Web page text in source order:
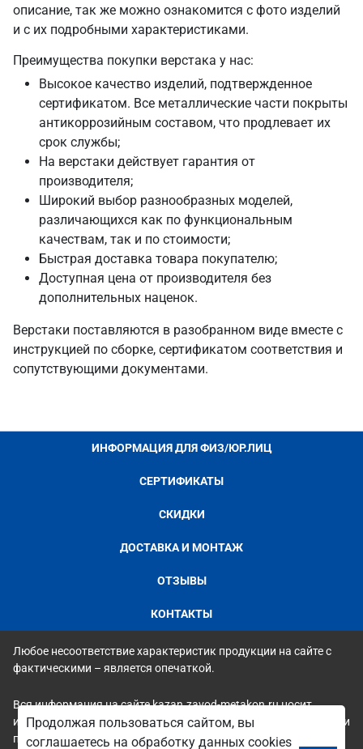
описание, так же можно ознакомится с фото изделий
и с их подробными характеристиками.
Преимущества покупки верстака у нас:
Высокое качество изделий, подтвержденное
сертификатом. Все металлические части покрыты
антикоррозийным составом, что продлевает их
срок службы;
На верстаки действует гарантия от
производителя;
Широкий выбор разнообразных моделей,
различающихся как по функциональным
качествам, так и по стоимости;
Быстрая доставка товара покупателю;
Доступная цена от производителя без
дополнительных наценок.
Верстаки поставляются в разобранном виде вместе с
инструкцией по сборке, сертификатом соответствия и
сопутствующими документами.
ИНФОРМАЦИЯ ДЛЯ ФИЗ/ЮР.ЛИЦ
СЕРТИФИКАТЫ
СКИДКИ
ДОСТАВКА И МОНТАЖ
ОТЗЫВЫ
КОНТАКТЫ
Любое несоответствие характеристик продукции на сайте с
фактическими – является опечаткой.
Вся информация на сайте kazan.zavod-metakon.ru носит
исключительно ознакомительный и справочный характер и ни
при каких условиях не является публичной офертой. Всю
Продолжая пользоваться сайтом, вы
соглашаетесь на обработку данных cookies